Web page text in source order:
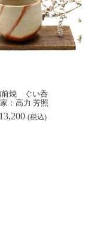
前焼 ぐい呑
：高力 芳照
13,200 (税込)